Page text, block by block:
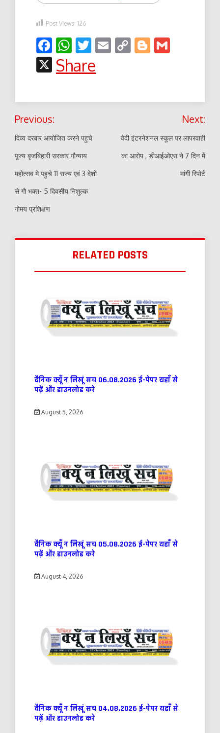
Post Views: 126
Facebook
WhatsApp
Twitter
EmailCopyBlogger
X
Share
Post
navigation
Previous:
दिव्य दरबार आयोजित करने पहुचे
पूज्य बृजबिहारी सरकार गौन्याय
महोत्सव मे पहुचे 11 राज्य एवं 3 देशो
से गौ भक्त- 5 दिवसीय निशुल्क
गोमय प्रशिक्षण
Next:
वेदी इंटरनेशनल स्कूल पर लापरवाही
का आरोप , डीआईओएस ने 7 दिन में
मांगी रिपोर्ट
RELATED POSTS
दैनिक क्यूँ न लिखूं सच 06.08.2026 ई-पेपर यहाँ से
पढ़ें और डाउनलोड करे
August 5, 2026
दैनिक क्यूँ न लिखूं सच 05.08.2026 ई-पेपर यहाँ से
पढ़ें और डाउनलोड करे
August 4, 2026
दैनिक क्यूँ न लिखूं सच 04.08.2026 ई-पेपर यहाँ से
पढ़ें और डाउनलोड करे